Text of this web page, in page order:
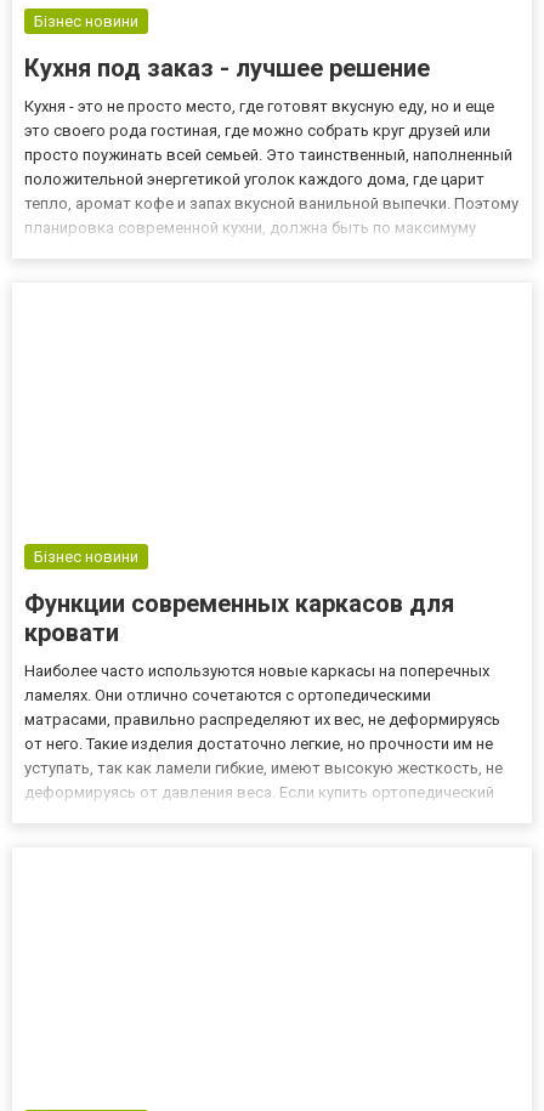
Бізнес новини
Кухня под заказ - лучшее решение
Кухня - это не просто место, где готовят вкусную еду, но и еще
это своего рода гостиная, где можно собрать круг друзей или
просто поужинать всей семьей. Это таинственный, наполненный
положительной энергетикой уголок каждого дома, где царит
тепло, аромат кофе и запах вкусной ванильной выпечки. Поэтому
планировка современной кухни, должна быть по максимуму
Бізнес новини
Функции современных каркасов для
кровати
Наиболее часто используются новые каркасы на поперечных
ламелях. Они отлично сочетаются с ортопедическими
матрасами, правильно распределяют их вес, не деформируясь
от него. Такие изделия достаточно легкие, но прочности им не
уступать, так как ламели гибкие, имеют высокую жесткость, не
деформируясь от давления веса. Если купить ортопедический